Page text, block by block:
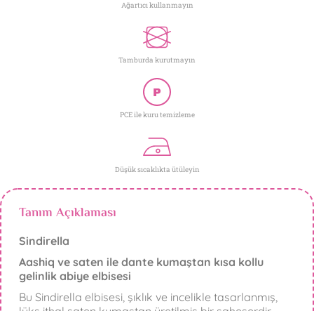
Ağartıcı kullanmayın
Tamburda kurutmayın
PCE ile kuru temizleme
Düşük sıcaklıkta ütüleyin
Tanım Açıklaması
Sindirella
Aashiq ve saten ile dante kumaştan kısa kollu
gelinlik abiye elbisesi
Bu Sindirella elbisesi, şıklık ve incelikle tasarlanmış,